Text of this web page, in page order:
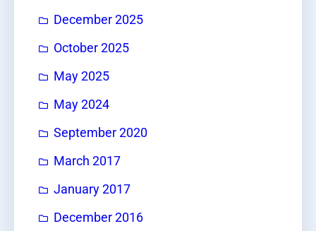
December 2025
October 2025
May 2025
May 2024
September 2020
March 2017
January 2017
December 2016